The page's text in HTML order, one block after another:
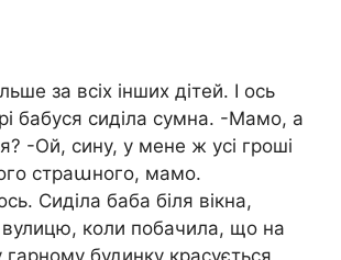
за всіх інших дітей. І ось
бабуся сиділа сумна. -Мамо, а
-Ой, сину, у мене ж усі гроші
страաного, мамо.
Сиділа баба біля вікна,
коли побачила, що на